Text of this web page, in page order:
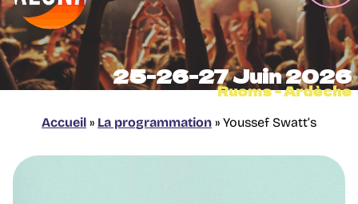
25-26-27 Juin 2026
Ruoms - Ardèche
Accueil » La programmation » Youssef Swatt’s